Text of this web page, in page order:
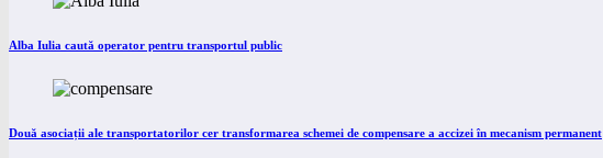
Alba Iulia caută operator pentru transportul public
Două asociații ale transportatorilor cer transformarea schemei de compensare a accizei în mecanism permanent